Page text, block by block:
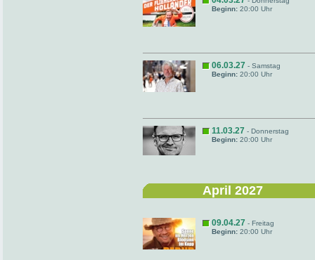
Beginn: 20:00 Uhr
06.03.27 - Samstag
Beginn: 20:00 Uhr
11.03.27 - Donnerstag
Beginn: 20:00 Uhr
April 2027
09.04.27 - Freitag
Beginn: 20:00 Uhr